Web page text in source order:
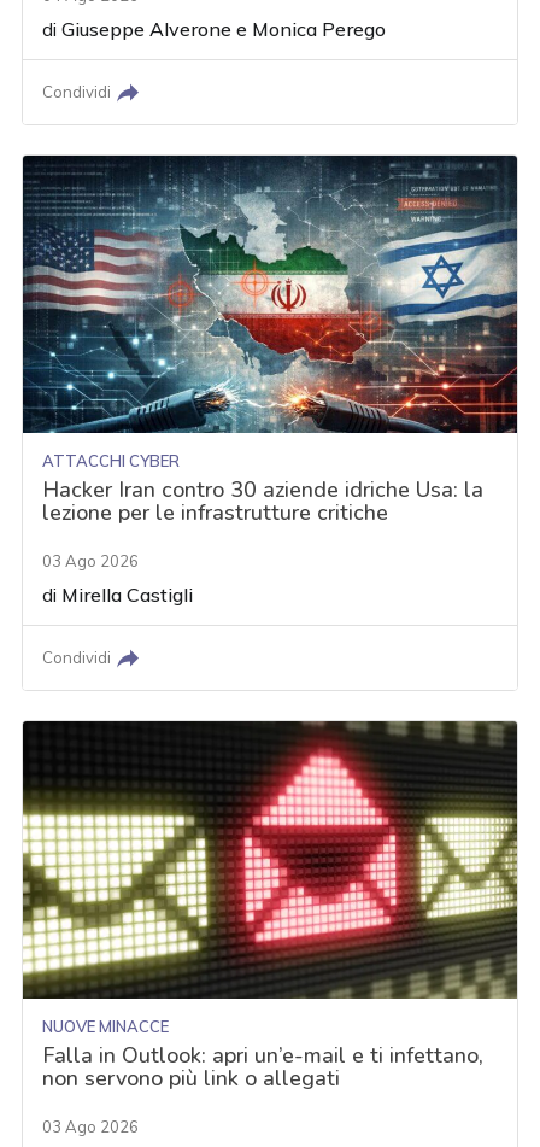
diGiuseppe Alverone e Monica Perego
Condividi
ATTACCHI CYBER
Hacker Iran contro 30 aziende idriche Usa: la
lezione per le infrastrutture critiche
03 Ago 2026
di Mirella Castigli
Condividi
NUOVE MINACCE
Falla in Outlook: apri un’e-mail e ti infettano,
non servono più link o allegati
03 Ago 2026